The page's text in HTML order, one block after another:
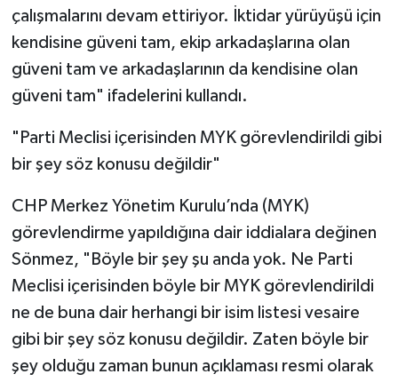
çalışmalarını devam ettiriyor. İktidar yürüyüşü için
kendisine güveni tam, ekip arkadaşlarına olan
güveni tam ve arkadaşlarının da kendisine olan
güveni tam" ifadelerini kullandı.
"Parti Meclisi içerisinden MYK görevlendirildi gibi
bir şey söz konusu değildir"
CHP Merkez Yönetim Kurulu’nda (MYK)
görevlendirme yapıldığına dair iddialara değinen
Sönmez, "Böyle bir şey şu anda yok. Ne Parti
Meclisi içerisinden böyle bir MYK görevlendirildi
ne de buna dair herhangi bir isim listesi vesaire
gibi bir şey söz konusu değildir. Zaten böyle bir
şey olduğu zaman bunun açıklaması resmi olarak